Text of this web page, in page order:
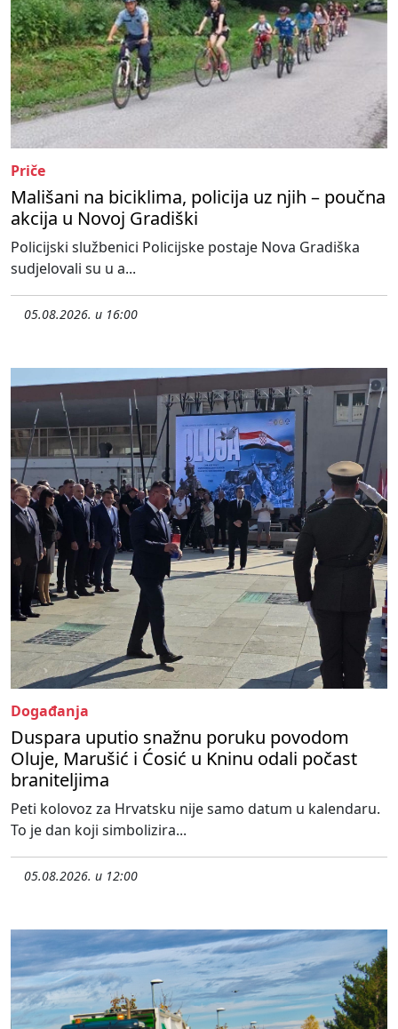
Priče
Mališani na biciklima, policija uz njih – poučna
akcija u Novoj Gradiški
Policijski službenici Policijske postaje Nova Gradiška
sudjelovali su u a...
05.08.2026. u 16:00
Događanja
Duspara uputio snažnu poruku povodom
Oluje, Marušić i Ćosić u Kninu odali počast
braniteljima
Peti kolovoz za Hrvatsku nije samo datum u kalendaru.
To je dan koji simbolizira...
05.08.2026. u 12:00